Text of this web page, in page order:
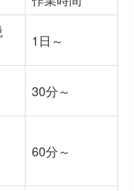
1日～
30分～
60分～